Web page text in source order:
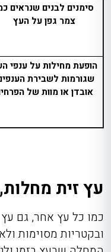
סימנים לבנים שנראים
צמר גפן על העץ
הופעת מחילות על ענפי
שגורמות לשבירת
אובדן או מוות של
עץ זית
כמו כל עץ אחר, גם עץ
ובקטריות מסוימות